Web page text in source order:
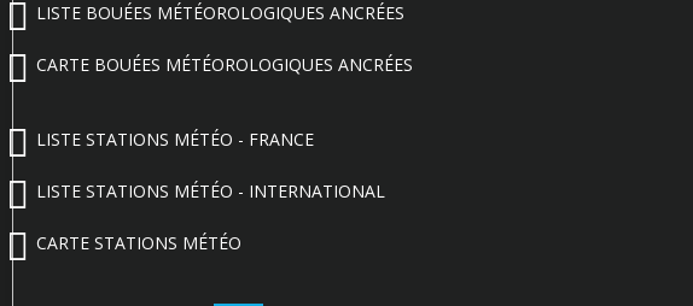
LISTE BOUÉES MÉTÉOROLOGIQUES ANCRÉES
CARTE BOUÉES MÉTÉOROLOGIQUES ANCRÉES
LISTE STATIONS MÉTÉO - FRANCE
LISTE STATIONS MÉTÉO - INTERNATIONAL
CARTE STATIONS MÉTÉO